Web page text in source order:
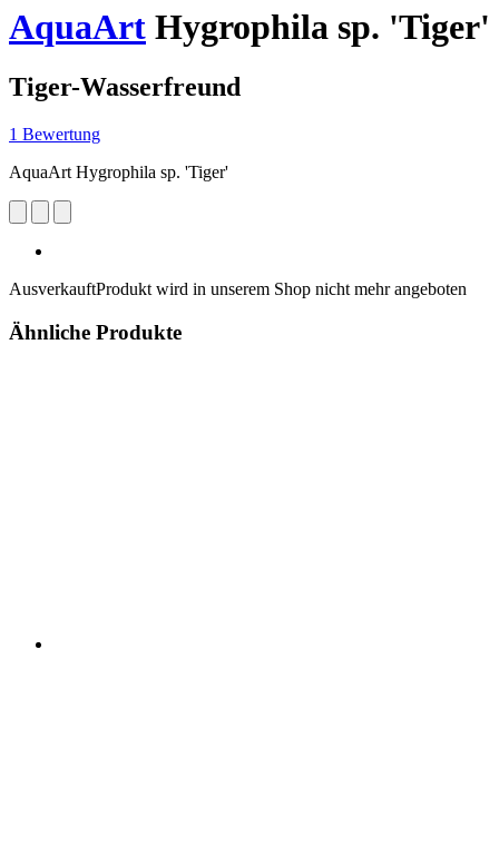
AquaArt Hygrophila sp. 'Tiger'
Tiger-Wasserfreund
1 Bewertung
AquaArt Hygrophila sp. 'Tiger'
AusverkauftProdukt wird in unserem Shop nicht mehr angeboten
Ähnliche Produkte